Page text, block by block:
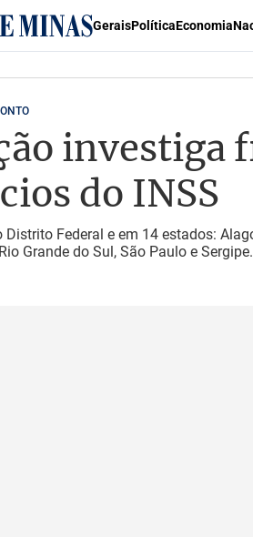
GeraisPolíticaEconomia
investiga
do INSS
Distrito Federal e em 14 estados:
Grande do Sul, São Paulo e